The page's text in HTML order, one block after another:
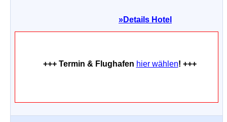
»Details Hotel
+++ Termin & Flughafen hier wählen! +++